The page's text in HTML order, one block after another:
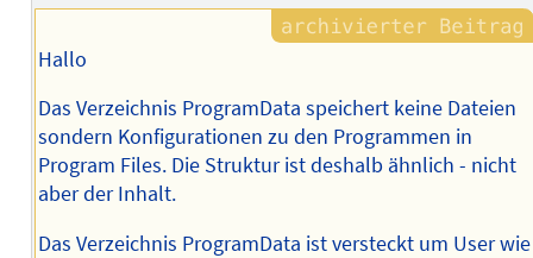
Hallo
Das Verzeichnis ProgramData speichert keine Dateien
sondern Konfigurationen zu den Programmen in
Program Files. Die Struktur ist deshalb ähnlich - nicht
aber der Inhalt.
Das Verzeichnis ProgramData ist versteckt um User wie